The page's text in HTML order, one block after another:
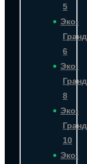
5
Эко-
Гранд
6
Эко-
Гранд
8
Эко-
Гранд
10
Эко-